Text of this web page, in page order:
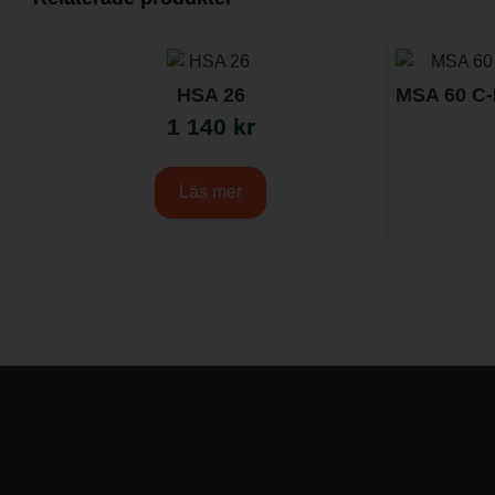
HSA 26
1 140 kr
Läs mer
MSA 60